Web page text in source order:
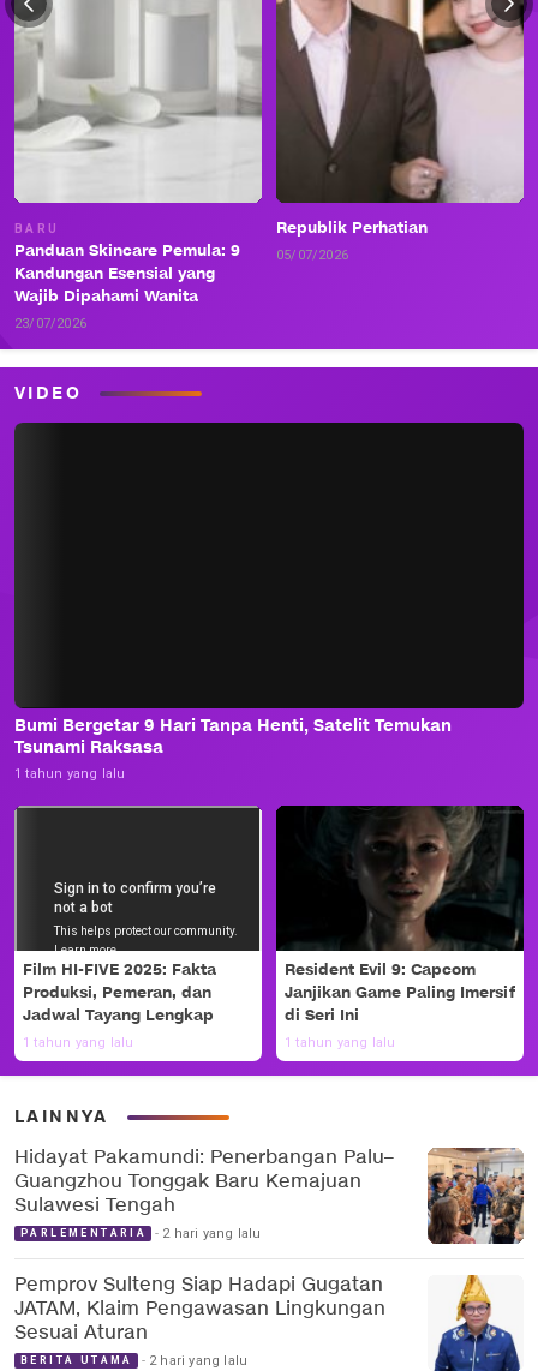
BARU
Panduan Skincare Pemula: 9
Kandungan Esensial yang
Wajib Dipahami Wanita
23/07/2026
Republik Perhatian
05/07/2026
VIDEO
Bumi Bergetar 9 Hari Tanpa Henti, Satelit Temukan
Tsunami Raksasa
1 tahun yang lalu
Film HI-FIVE 2025: Fakta
Produksi, Pemeran, dan
Jadwal Tayang Lengkap
1 tahun yang lalu
Resident Evil 9: Capcom
Janjikan Game Paling Imersif
di Seri Ini
1 tahun yang lalu
LAINNYA
Hidayat Pakamundi: Penerbangan Palu–
Guangzhou Tonggak Baru Kemajuan
Sulawesi Tengah
PARLEMENTARIA 2 hari yang lalu
Pemprov Sulteng Siap Hadapi Gugatan
JATAM, Klaim Pengawasan Lingkungan
Sesuai Aturan
BERITA UTAMA 2 hari yang lalu